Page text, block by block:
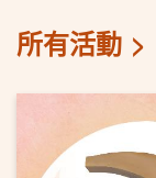
所有活動